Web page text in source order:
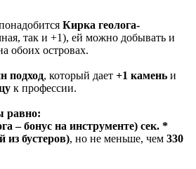
Кирка геолога-
так и +1), ей можно добывать и
обоих островах.
подход, который дает +1 камень и
к профессии.
равно:
– бонус на инструменте) сек. *
бустеров), но не меньше, чем 330